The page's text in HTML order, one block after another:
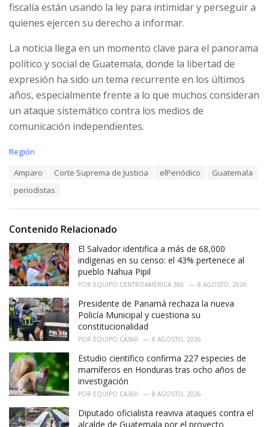
fiscalía están usando la ley para intimidar y perseguir a
quienes ejercen su derecho a informar.
La noticia llega en un momento clave para el panorama
político y social de Guatemala, donde la libertad de
expresión ha sido un tema recurrente en los últimos
años, especialmente frente a lo que muchos consideran
un ataque sistemático contra los medios de
comunicación independientes.
C
i
s
:
Región
Amparo Corte Suprema de Justicia elPeriódico
Guatemala
periodistas
Contenido Relacionado
El Salvador identifica a más de 68,000
indígenas en su censo: el 43% pertenece al
pueblo Nahua Pipil
POR EQUIPO CENTROAMÉRICA 360 8 AGOSTO, 2026
Presidente de Panamá rechaza la nueva
Policía Municipal y cuestiona su
constitucionalidad
POR EQUIPO CA360 8 AGOSTO, 2026
Estudio científico confirma 227 especies de
mamíferos en Honduras tras ocho años de
investigación
POR EQUIPO CA360 8 AGOSTO, 2026
Diputado oficialista reaviva ataques contra el
alcalde de Guatemala por el proyecto